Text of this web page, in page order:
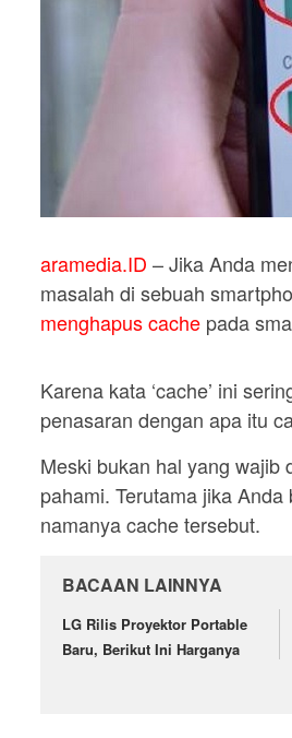
aramedia.ID – Jika Anda
masalah di sebuah
menghapus cache pada
Karena kata ‘cache’ ini
penasaran dengan apa itu
Meski bukan hal yang wajib
pahami. Terutama jika
namanya cache tersebut.
BACAAN LAINNYA
LG Rilis Proyektor Portable
Baru, Berikut Ini Harganya